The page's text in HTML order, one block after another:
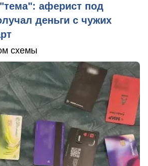
аферист под
деньги с чужих
схемы